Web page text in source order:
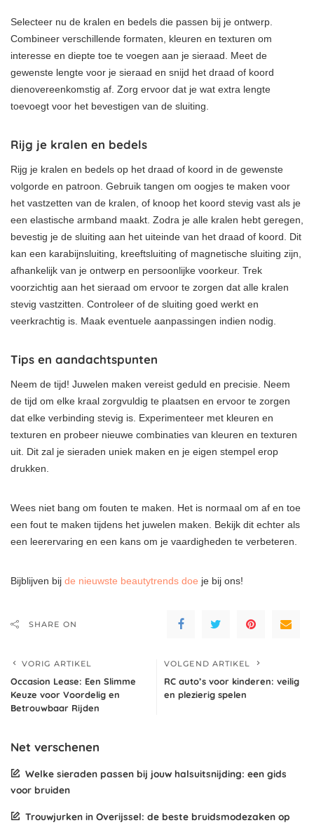
Selecteer nu de kralen en bedels die passen bij je ontwerp.
Combineer verschillende formaten, kleuren en texturen om
interesse en diepte toe te voegen aan je sieraad. Meet de
gewenste lengte voor je sieraad en snijd het draad of koord
dienovereenkomstig af. Zorg ervoor dat je wat extra lengte
toevoegt voor het bevestigen van de sluiting.
Rijg je kralen en bedels
Rijg je kralen en bedels op het draad of koord in de gewenste
volgorde en patroon. Gebruik tangen om oogjes te maken voor
het vastzetten van de kralen, of knoop het koord stevig vast als je
een elastische armband maakt. Zodra je alle kralen hebt geregen,
bevestig je de sluiting aan het uiteinde van het draad of koord. Dit
kan een karabijnsluiting, kreeftsluiting of magnetische sluiting zijn,
afhankelijk van je ontwerp en persoonlijke voorkeur. Trek
voorzichtig aan het sieraad om ervoor te zorgen dat alle kralen
stevig vastzitten. Controleer of de sluiting goed werkt en
veerkrachtig is. Maak eventuele aanpassingen indien nodig.
Tips en aandachtspunten
Neem de tijd! Juwelen maken vereist geduld en precisie. Neem
de tijd om elke kraal zorgvuldig te plaatsen en ervoor te zorgen
dat elke verbinding stevig is. Experimenteer met kleuren en
texturen en probeer nieuwe combinaties van kleuren en texturen
uit. Dit zal je sieraden uniek maken en je eigen stempel erop
drukken.
Wees niet bang om fouten te maken. Het is normaal om af en toe
een fout te maken tijdens het juwelen maken. Bekijk dit echter als
een leerervaring en een kans om je vaardigheden te verbeteren.
Bijblijven bij de nieuwste beautytrends doe je bij ons!
SHARE ON
VORIG ARTIKEL
Occasion Lease: Een Slimme
Keuze voor Voordelig en
Betrouwbaar Rijden
VOLGEND ARTIKEL
RC auto’s voor kinderen: veilig
en plezierig spelen
Net verschenen
Welke sieraden passen bij jouw halsuitsnijding: een gids
voor bruiden
Trouwjurken in Overijssel: de beste bruidsmodezaken op